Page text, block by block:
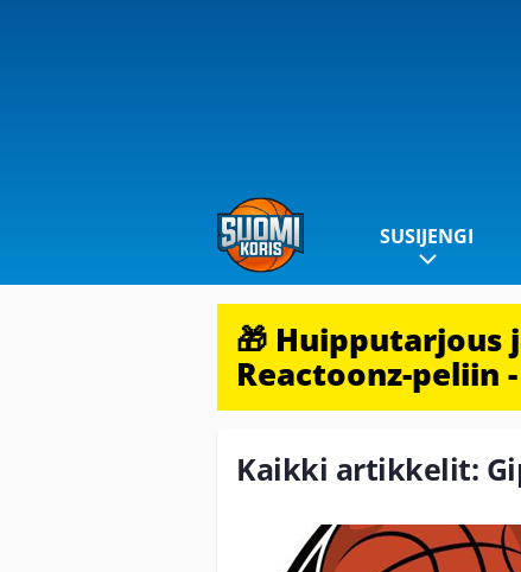
SUSIJENGI
🎁 Huipputarjous
Reactoonz-peliin
Kaikki artikkelit: